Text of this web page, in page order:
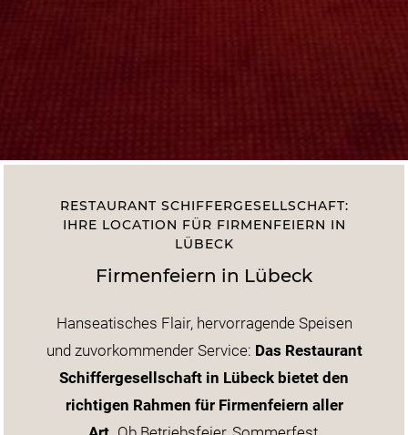
RESTAURANT SCHIFFERGESELLSCHAFT:
IHRE LOCATION FÜR FIRMENFEIERN IN
LÜBECK
Firmenfeiern in Lübeck
Hanseatisches Flair, hervorragende Speisen
und zuvorkommender Service: Das Restaurant
Schiffergesellschaft in Lübeck bietet den
richtigen Rahmen für Firmenfeiern aller